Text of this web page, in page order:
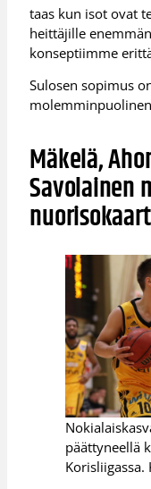
taas kun isot ovat
heittäjille
konseptiimme
Sulosen sopimus
Mäkelä,
Savolainen
päättyneellä
Korisliigassa.